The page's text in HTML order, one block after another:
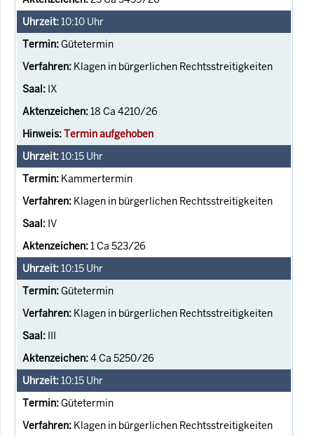
10:10 Uhr
Gütetermin
Klagen in bürgerlichen Rechtsstreitigkeiten
IX
18 Ca 4210/26
Termin aufgehoben
10:15 Uhr
Kammertermin
Klagen in bürgerlichen Rechtsstreitigkeiten
IV
1 Ca 523/26
10:15 Uhr
Gütetermin
Klagen in bürgerlichen Rechtsstreitigkeiten
III
4 Ca 5250/26
10:15 Uhr
Gütetermin
Klagen in bürgerlichen Rechtsstreitigkeiten